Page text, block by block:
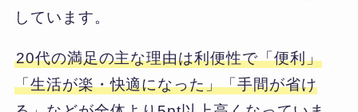
しています。
20代の満足の主な理由は利便性で「便利」
「生活が楽・快適になった」「手間が省け